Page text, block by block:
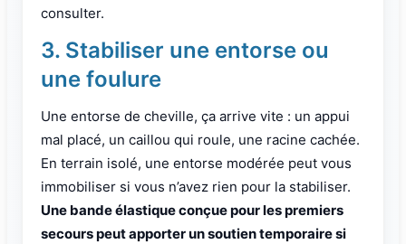
consulter.
3. Stabiliser une entorse ou
une foulure
Une entorse de cheville, ça arrive vite : un appui
mal placé, un caillou qui roule, une racine cachée.
En terrain isolé, une entorse modérée peut vous
immobiliser si vous n’avez rien pour la stabiliser.
Une bande élastique conçue pour les premiers
secours peut apporter un soutien temporaire si